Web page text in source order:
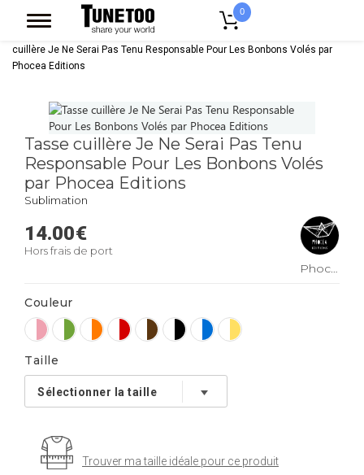
0
Accessoires Casquettes
cuillère Je Ne Serai Pas Tenu Responsable Pour Les Bonbons Volés par
Phocea Editions
Tasse cuillère Je Ne Serai Pas Tenu
Responsable Pour Les Bonbons Volés
par Phocea Editions
Sublimation
14.00€
Hors frais de port
Phocea
Couleur
Taille
Trouver ma taille idéale pour ce produit